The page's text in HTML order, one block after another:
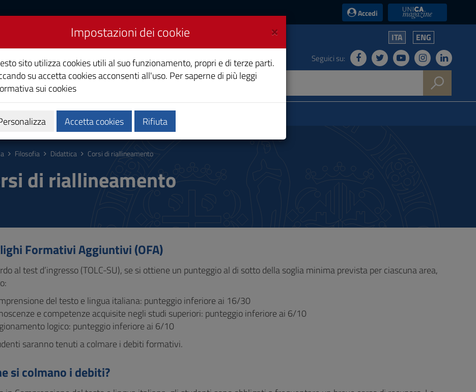
Accedi UniCA News
ITA ENG
Seguici su:
Calendari e orari Qualità e miglioramento
Filosofia Didattica Corsi di riallineamento
di riallineamento
Formativi Aggiuntivi (OFA)
al test d’ingresso (TOLC-SU), se si ottiene un punteggio al di sotto della soglia minima prevista per ciascuna area,
del testo e lingua italiana: punteggio inferiore ai 16/30
e competenze acquisite negli studi superiori: punteggio inferiore ai 6/10
logico: punteggio inferiore ai 6/10
saranno tenuti a colmare i debiti formativi.
si colmano i debiti?
×
Impostazioni dei cookie
sito utilizza cookies utili al suo funzionamento, propri e di terze parti.
su accetta cookies acconsenti all'uso. Per saperne di più leggi
sui cookies
Accetta cookies Rifiuta